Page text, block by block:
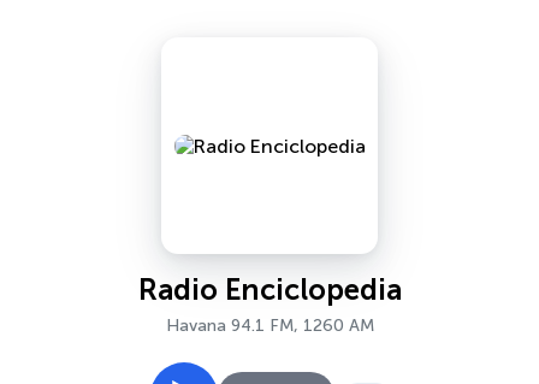
Radio Enciclopedia
Havana 94.1 FM, 1260 AM